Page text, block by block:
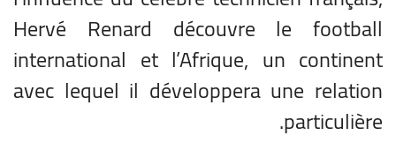
Hervé Renard découvre le football
international et l’Afrique, un continent
avec lequel il développera une relation
particulière.